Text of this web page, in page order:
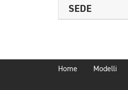
SEDE
Home Modelli